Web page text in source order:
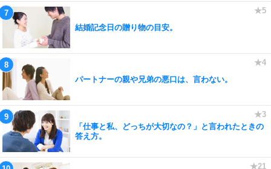
結婚記念日の贈り物の目安。
パートナーの親や兄弟の悪口は、言わない。
「仕事と私、どっちが大切なの？」と言われたときの
答え方。